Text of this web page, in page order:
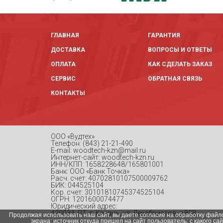
ГЛАВНАЯ
ДОСТАВКА
ОПЛАТА
СЕРВИС
КОНТАКТЫ
ГАРАНТИЯ
ВОПРОСЫ И ОТВЕТЫ
КАК СДЕЛАТЬ ЗАКАЗ
ОБРАТНАЯ СВЯЗЬ
ООО «Вудтех»
Телефон: (843) 21-21-490
E-mail: woodtech-kzn@mail.ru
Интернет-сайт: woodtech-kzn.ru
ИНН/КПП: 1658228648/165801001
Банк: ООО «Банк Точка»
Расч. счет: 40702810107500009762
БИК: 044525104
Кор. счет: 30101810745374525104
ОГРН: 1201600074477
Юридический адрес:
420034, РТ, г. Казань, ул. Декабристов, д.89В
Продолжая использовать наш сайт, вы даете согласие на обработку
экрана; источник откуда пришел на сайт пользователь; с какого